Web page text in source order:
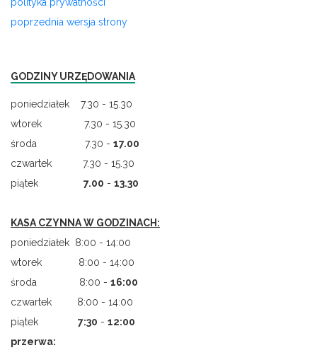
poprzednia wersja strony
GODZINY URZĘDOWANIA
poniedziałek 7.30 - 15.30
wtorek 7.30 - 15.30
środa 7.30 - 17.00
czwartek 7.30 - 15.30
piątek 7.00 - 13.30
KASA CZYNNA W GODZINACH:
poniedziałek 8:00 - 14:00
wtorek 8:00 - 14:00
środa 8:00 - 16:00
czwartek 8:00 - 14:00
piątek 7:30 - 12:00
przerwa: